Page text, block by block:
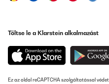
Töltse le a Klarstein alkalmazást
Ez az oldal reCAPTCHA szolgáltatással